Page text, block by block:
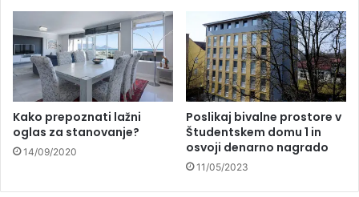
Kako prepoznati lažni
oglas za stanovanje?
14/09/2020
Poslikaj bivalne prostore v
Študentskem domu 1 in
osvoji denarno nagrado
11/05/2023